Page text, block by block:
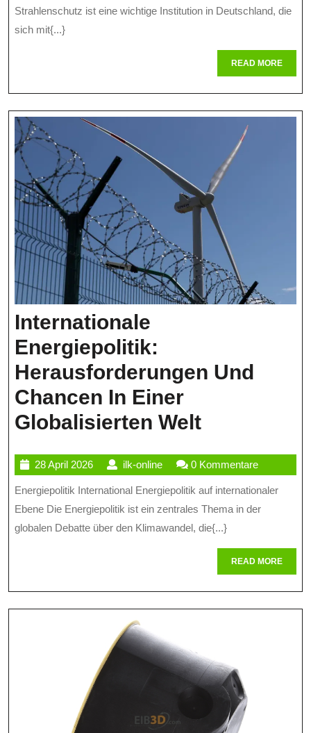
Strahlenschutz ist eine wichtige Institution in Deutschland, die
sich mit{...}
READ MOREREAD
MORE
Internationale
Energiepolitik:
Herausforderungen Und
Chancen In Einer
Globalisierten Welt
Und
Chancen
In
Einer
28 April 202628
April
2026
ilk-onlineilk-
online
0 Kommentare
Energiepolitik International Energiepolitik auf internationaler
Ebene Die Energiepolitik ist ein zentrales Thema in der
globalen Debatte über den Klimawandel, die{...}
READ MOREREAD
MORE